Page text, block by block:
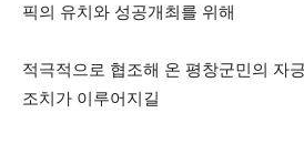
픽의 유치와 성공개최를 위해
적극적으로 협조해 온 평창군민의 자
조치가 이루어지길